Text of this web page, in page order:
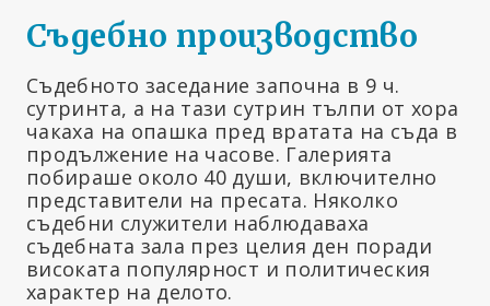
Съдебно производство
Съдебното заседание започна в 9 ч.
сутринта, а на тази сутрин тълпи от хора
чакаха на опашка пред вратата на съда в
продължение на часове. Галерията
побираше около 40 души, включително
представители на пресата. Няколко
съдебни служители наблюдаваха
съдебната зала през целия ден поради
високата популярност и политическия
характер на делото.